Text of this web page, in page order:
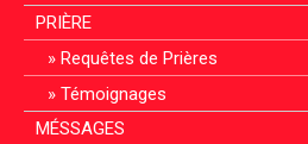
PRIÈRE
Requêtes de Prières
Témoignages
MÉSSAGES